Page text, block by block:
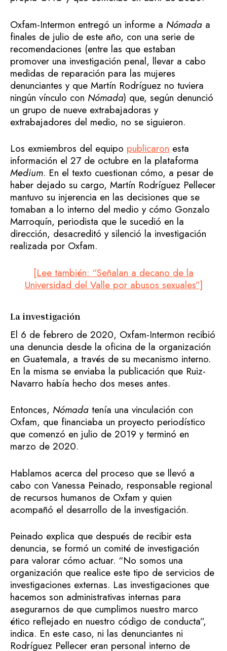
Oxfam-Intermon entregó un informe a Nómada a
finales de julio de este año, con una serie de
recomendaciones (entre las que estaban
promover una investigación penal, llevar a cabo
medidas de reparación para las mujeres
denunciantes y que Martín Rodríguez no tuviera
ningún vínculo con Nómada) que, según denunció
un grupo de nueve extrabajadoras y
extrabajadores del medio, no se siguieron.
Los exmiembros del equipo publicaron esta
información el 27 de octubre en la plataforma
Medium. En el texto cuestionan cómo, a pesar de
haber dejado su cargo, Martín Rodríguez Pellecer
mantuvo su injerencia en las decisiones que se
tomaban a lo interno del medio y cómo Gonzalo
Marroquín, periodista que le sucedió en la
dirección, desacreditó y silenció la investigación
realizada por Oxfam.
[Lee también: “Señalan a decano de la
Universidad del Valle por abusos sexuales”]
La investigación
El 6 de febrero de 2020, Oxfam-Intermon recibió
una denuncia desde la oficina de la organización
en Guatemala, a través de su mecanismo interno.
En la misma se enviaba la publicación que Ruiz-
Navarro había hecho dos meses antes.
Entonces, Nómada tenía una vinculación con
Oxfam, que financiaba un proyecto periodístico
que comenzó en julio de 2019 y terminó en
marzo de 2020.
Hablamos acerca del proceso que se llevó a
cabo con Vanessa Peinado, responsable regional
de recursos humanos de Oxfam y quien
acompañó el desarrollo de la investigación.
Peinado explica que después de recibir esta
denuncia, se formó un comité de investigación
para valorar cómo actuar. “No somos una
organización que realice este tipo de servicios de
investigaciones externas. Las investigaciones que
hacemos son administrativas internas para
asegurarnos de que cumplimos nuestro marco
ético reflejado en nuestro código de conducta”,
indica. En este caso, ni las denunciantes ni
Rodríguez Pellecer eran personal interno de